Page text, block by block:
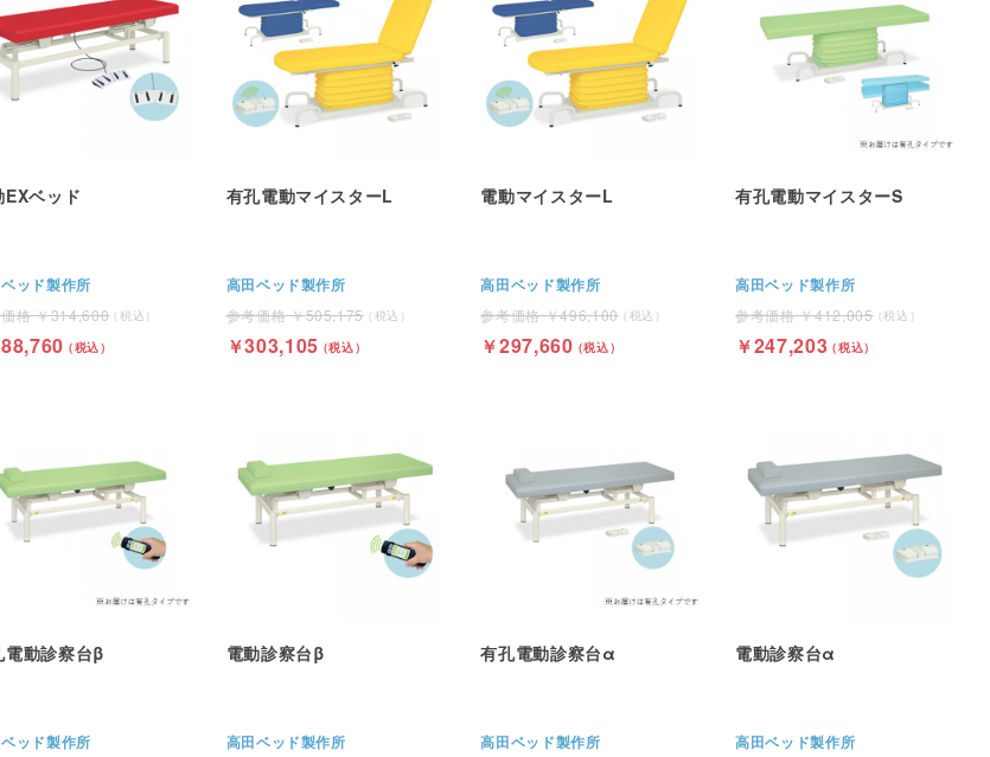
EXベッド
ッド製作所
314,600
有孔電動マイスターL
高田ベッド製作所
505,175
303,105
電動マイスターL
高田ベッド製作所
496,100
297,660
有孔電動マイスターS
高田ベッド製作所
412,005
247,203
電動診察台β
ッド製作所
電動診察台β
高田ベッド製作所
有孔電動診察台α
高田ベッド製作所
電動診察台α
高田ベッド製作所